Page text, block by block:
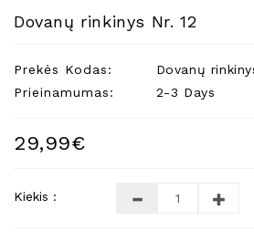
Higienos
Priemonės
Pirties
Indai
Dovanų rinkinys Nr. 12
Prekės Kodas:
Dovanų
Prieinamumas:
2-3 Days
29,99€
Kiekis :